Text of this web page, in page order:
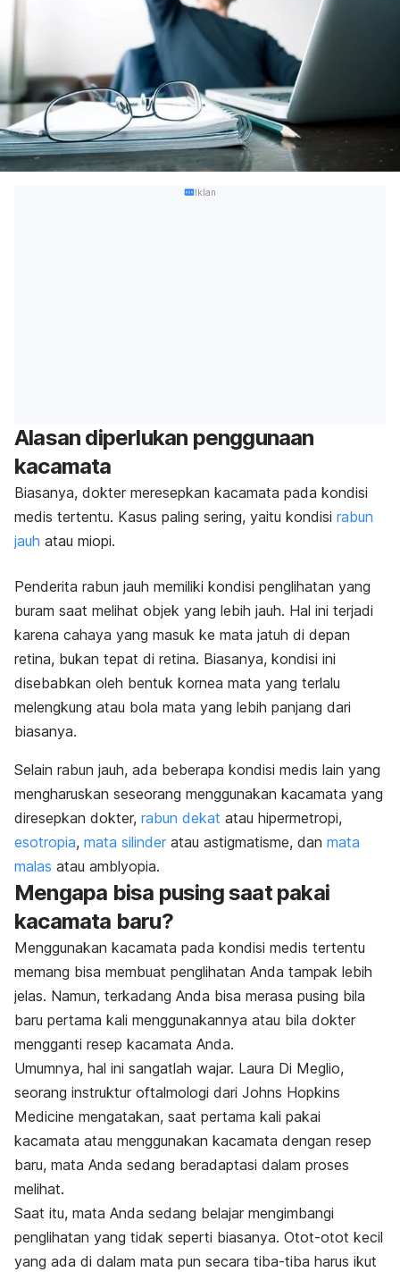
Iklan
Alasan diperlukan penggunaan
kacamata
Biasanya, dokter meresepkan kacamata pada kondisi
medis tertentu. Kasus paling sering, yaitu kondisi rabun
jauh atau miopi.
Penderita rabun jauh memiliki kondisi penglihatan yang
buram saat melihat objek yang lebih jauh. Hal ini terjadi
karena cahaya yang masuk ke mata jatuh di depan
retina, bukan tepat di retina. Biasanya, kondisi ini
disebabkan oleh bentuk kornea mata yang terlalu
melengkung atau bola mata yang lebih panjang dari
biasanya.
Selain rabun jauh, ada beberapa kondisi medis lain yang
mengharuskan seseorang menggunakan kacamata yang
diresepkan dokter, rabun dekat atau hipermetropi,
esotropia, mata silinder atau astigmatisme, dan mata
malas atau amblyopia.
Mengapa bisa pusing saat pakai
kacamata baru?
Menggunakan kacamata pada kondisi medis tertentu
memang bisa membuat penglihatan Anda tampak lebih
jelas. Namun, terkadang Anda bisa merasa pusing bila
baru pertama kali menggunakannya atau bila dokter
mengganti resep kacamata Anda.
Umumnya, hal ini sangatlah wajar. Laura Di Meglio,
seorang instruktur oftalmologi dari Johns Hopkins
Medicine mengatakan, saat pertama kali pakai
kacamata atau menggunakan kacamata dengan resep
baru, mata Anda sedang beradaptasi dalam proses
melihat.
Saat itu, mata Anda sedang belajar mengimbangi
penglihatan yang tidak seperti biasanya. Otot-otot kecil
yang ada di dalam mata pun secara tiba-tiba harus ikut